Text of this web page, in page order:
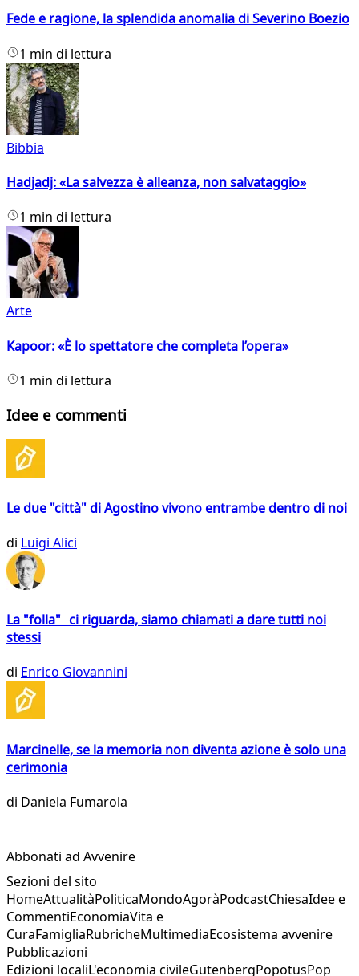
Fede e ragione, la splendida anomalia di Severino Boezio
1 min di lettura
Bibbia
Hadjadj: «La salvezza è alleanza, non salvataggio»
1 min di lettura
Arte
Kapoor: «È lo spettatore che completa l’opera»
1 min di lettura
Idee e commenti
Le due "città" di Agostino vivono entrambe dentro di noi
di Luigi Alici
La "folla" ci riguarda, siamo chiamati a dare tutti noi
stessi
di Enrico Giovannini
Marcinelle, se la memoria non diventa azione è solo una
cerimonia
di Daniela Fumarola
Abbonati ad Avvenire
Sezioni del sito
HomeAttualitàPoliticaMondoAgoràPodcastChiesaIdee e
CommentiEconomiaVita e
CuraFamigliaRubricheMultimediaEcosistema avvenire
Pubblicazioni
Edizioni localiL'economia civileGutenbergPopotusPop